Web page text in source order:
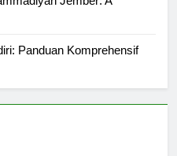
Jember: A
Panduan Komprehensif